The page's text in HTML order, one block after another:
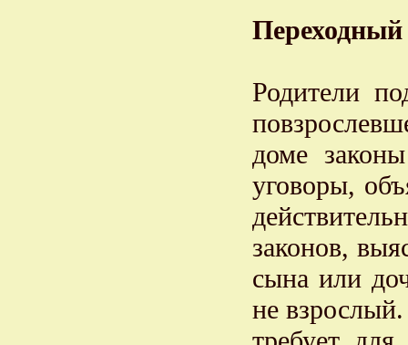
Переходный
Родители
доме
уговоры,
законов,
сына или
не